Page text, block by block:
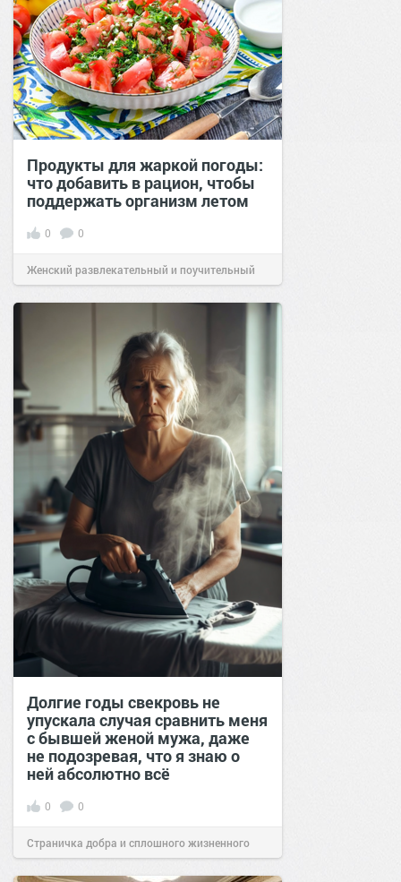
Продукты для жаркой погоды:
что добавить в рацион, чтобы
поддержать организм летом
0 0
Женский развлекательный и поучительный
сайт.21:26Вчера
Долгие годы свекровь не
упускала случая сравнить меня
с бывшей женой мужа, даже
не подозревая, что я знаю о
ней абсолютно всё
0 0
Страничка добра и сплошного жизненного
позитива!00:2907 авг 2026